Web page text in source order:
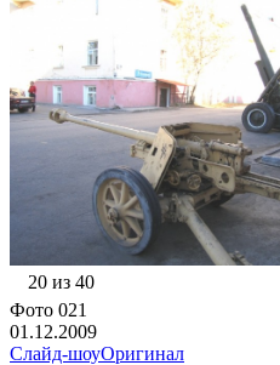
20 из 40
Фото 021
01.12.2009
Слайд-шоуОригинал